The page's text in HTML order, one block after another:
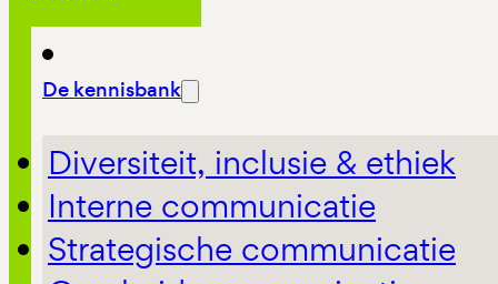
De kennisbank
Diversiteit, inclusie & ethiek
Interne communicatie
Strategische communicatie